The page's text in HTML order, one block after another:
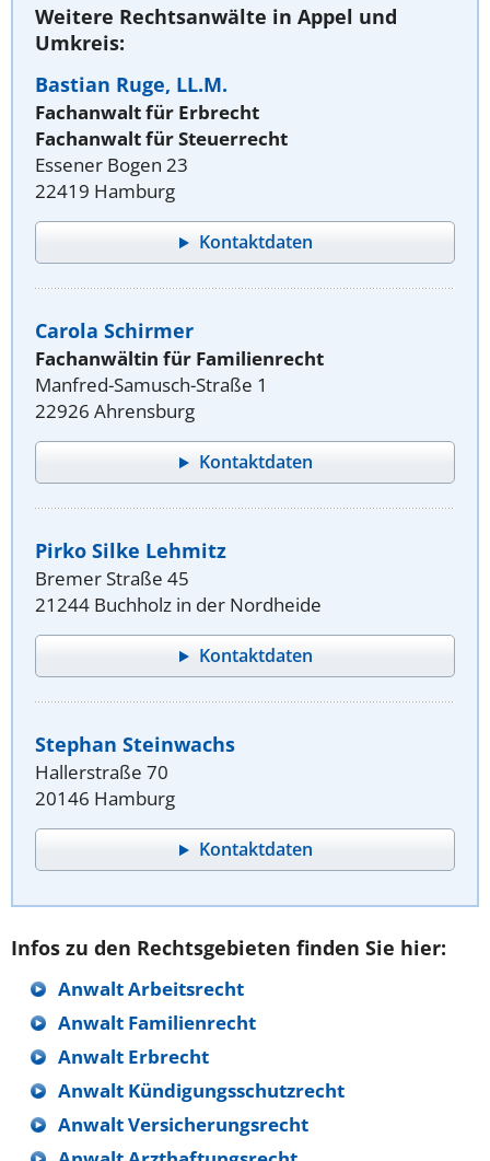
Weitere Rechtsanwälte in Appel und
Umkreis:
Bastian Ruge, LL.M.
Fachanwalt für Erbrecht
Fachanwalt für Steuerrecht
Essener Bogen 23
22419 Hamburg
Kontaktdaten
Carola Schirmer
Fachanwältin für Familienrecht
Manfred-Samusch-Straße 1
22926 Ahrensburg
Kontaktdaten
Pirko Silke Lehmitz
Bremer Straße 45
21244 Buchholz in der Nordheide
Kontaktdaten
Stephan Steinwachs
Hallerstraße 70
20146 Hamburg
Kontaktdaten
Infos zu den Rechtsgebieten finden Sie hier:
Anwalt Arbeitsrecht
Anwalt Familienrecht
Anwalt Erbrecht
Anwalt Kündigungsschutzrecht
Anwalt Versicherungsrecht